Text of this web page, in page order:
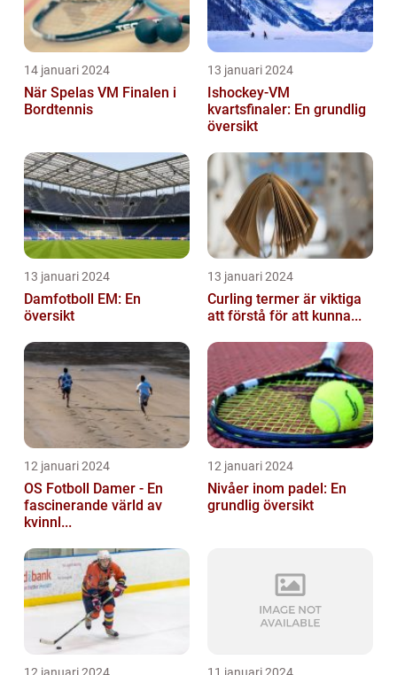
14 januari 2024
När Spelas VM Finalen i
Bordtennis
13 januari 2024
Ishockey-VM
kvartsfinaler: En grundlig
översikt
13 januari 2024
Damfotboll EM: En
översikt
13 januari 2024
Curling termer är viktiga
att förstå för att kunna...
12 januari 2024
OS Fotboll Damer - En
fascinerande värld av
kvinnl...
12 januari 2024
Nivåer inom padel: En
grundlig översikt